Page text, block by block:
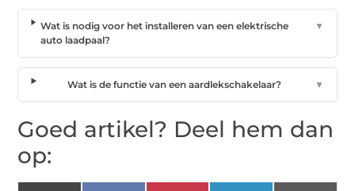
Wat is nodig voor het installeren van een elektrische
auto laadpaal?
▼
Wat is de functie van een aardlekschakelaar? ▼
Goed artikel? Deel hem dan
op: